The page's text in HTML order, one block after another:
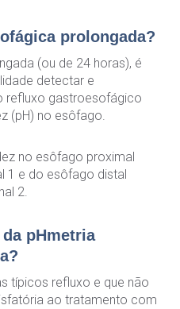
prolongada?
(ou de 24 horas), é
detectar e
refluxo gastroesofágico
(pH) no esôfago.
no esôfago proximal
1 e do esôfago distal
2.
pHmetria
típicos refluxo e que não
ao tratamento com